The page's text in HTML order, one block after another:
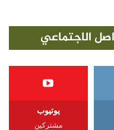
الاجتماعي
يوتيوب
مشتركين